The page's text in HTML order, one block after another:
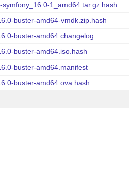
1_amd64.tar.gz.hash
buster-amd64-vmdk.zip.hash
buster-amd64.changelog
buster-amd64.iso.hash
buster-amd64.manifest
buster-amd64.ova.hash